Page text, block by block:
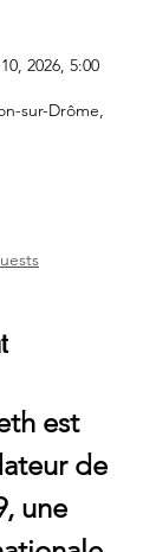
2026, 5:00
sur-Drôme,
est
de
une